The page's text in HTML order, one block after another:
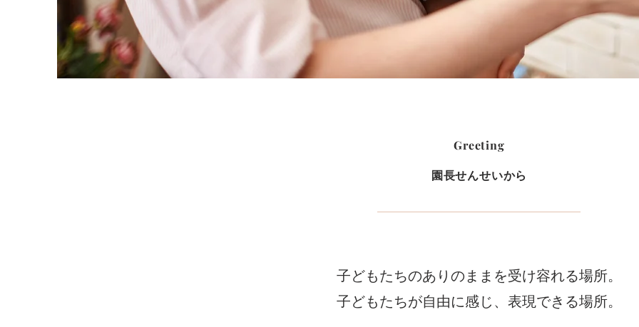
Greeting
​園長せんせいから
​子どもたちのありのままを受け容れる場所。
子どもたちが自由に感じ、表現できる場所。